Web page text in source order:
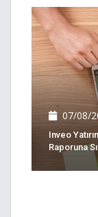
07/08/
Inveo
Raporuna